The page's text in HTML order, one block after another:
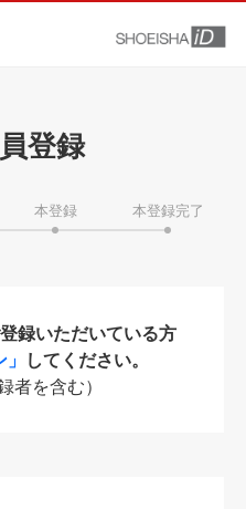
登録
本登録 本登録完了
録いただいている方
してください。
者を含む）